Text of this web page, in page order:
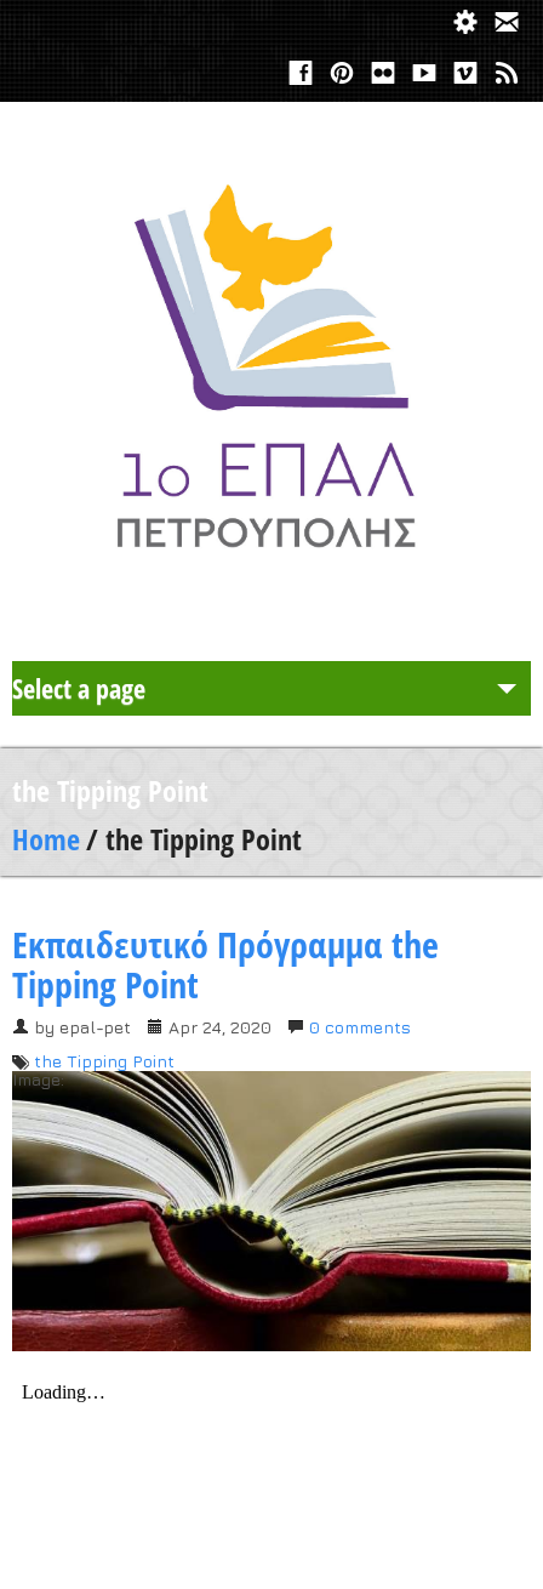
Select a page
Το Σχολείο μας
Δράση Μαθητείας
Μαθητές και Γονείς/Κηδεμόνες
Ανακοινώσεις
Χρήσιμα Έντυπα
the Tipping Point
Home/ the Tipping Point
Εκπαιδευτικό Πρόγραμμα the
Tipping Point
by epal-pet Apr 24, 2020
0 comments
the Tipping Point
Image: